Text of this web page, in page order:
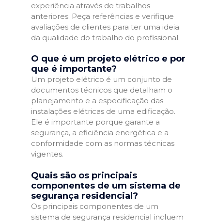
experiência através de trabalhos
anteriores. Peça referências e verifique
avaliações de clientes para ter uma ideia
da qualidade do trabalho do profissional.
O que é um projeto elétrico e por
que é importante?
Um projeto elétrico é um conjunto de
documentos técnicos que detalham o
planejamento e a especificação das
instalações elétricas de uma edificação.
Ele é importante porque garante a
segurança, a eficiência energética e a
conformidade com as normas técnicas
vigentes.
Quais são os principais
componentes de um sistema de
segurança residencial?
Os principais componentes de um
sistema de segurança residencial incluem